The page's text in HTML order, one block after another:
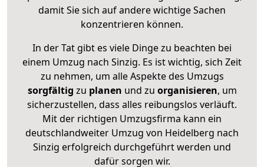
damit Sie sich auf andere wichtige Sachen
konzentrieren können.
In der Tat gibt es viele Dinge zu beachten bei
einem Umzug nach Sinzig. Es ist wichtig, sich Zeit
zu nehmen, um alle Aspekte des Umzugs
sorgfältig zu planen und zu organisieren, um
sicherzustellen, dass alles reibungslos verläuft.
Mit der richtigen Umzugsfirma kann ein
deutschlandweiter Umzug von Heidelberg nach
Sinzig erfolgreich durchgeführt werden und
dafür sorgen wir.